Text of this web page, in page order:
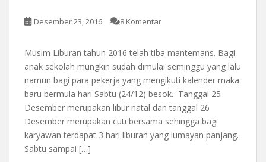
Desember 23, 2016 8 Komentar
Musim Liburan tahun 2016 telah tiba mantemans. Bagi
anak sekolah mungkin sudah dimulai seminggu yang lalu
namun bagi para pekerja yang mengikuti kalender maka
baru bermula hari Sabtu (24/12) besok. Tanggal 25
Desember merupakan libur natal dan tanggal 26
Desember merupakan cuti bersama sehingga bagi
karyawan terdapat 3 hari liburan yang lumayan panjang.
Sabtu sampai […]